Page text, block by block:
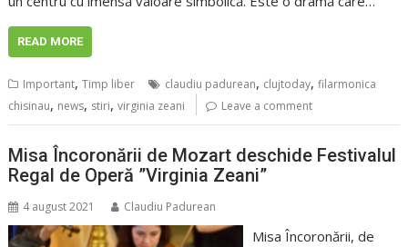
READ MORE
Important,Timp liber claudiu padurean, clujtoday,filarmonica
chisinau, news, stiri,virginia zeani Leave a comment
Misa Încoronării de Mozart deschide Festivalul
Regal de Operă ”Virginia Zeani”
4 august 2021 Claudiu Padurean
Misa Încoronării, de